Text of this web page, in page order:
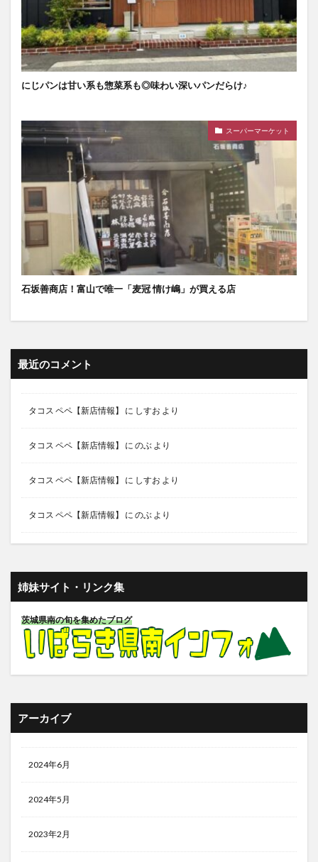
にじパンは甘い系も惣菜系も◎味わい深いパンだらけ♪
スーパーマーケット
石坂善商店！富山で唯一「麦冠 情け嶋」が買える店
最近のコメント
タコス ペペ【新店情報】 に しすお より
タコス ペペ【新店情報】 に のぶ より
タコス ペペ【新店情報】 に しすお より
タコス ペペ【新店情報】 に のぶ より
姉妹サイト・リンク集
茨城県南の旬を集めたブログ
アーカイブ
2024年6月
2024年5月
2023年2月